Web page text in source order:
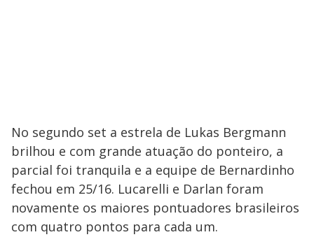
No segundo set a estrela de Lukas Bergmann
brilhou e com grande atuação do ponteiro, a
parcial foi tranquila e a equipe de Bernardinho
fechou em 25/16. Lucarelli e Darlan foram
novamente os maiores pontuadores brasileiros
com quatro pontos para cada um.